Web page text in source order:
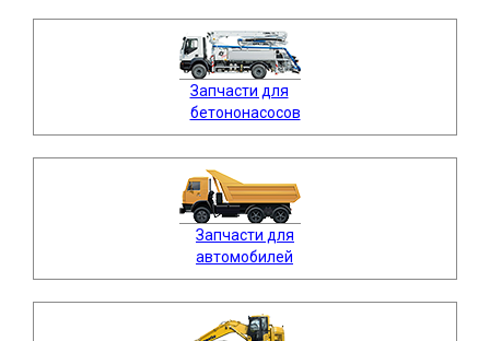
Запчасти для
бетононасосов
Запчасти для
автомобилей